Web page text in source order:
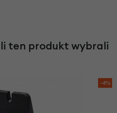
ten produkt wybrali
-4%